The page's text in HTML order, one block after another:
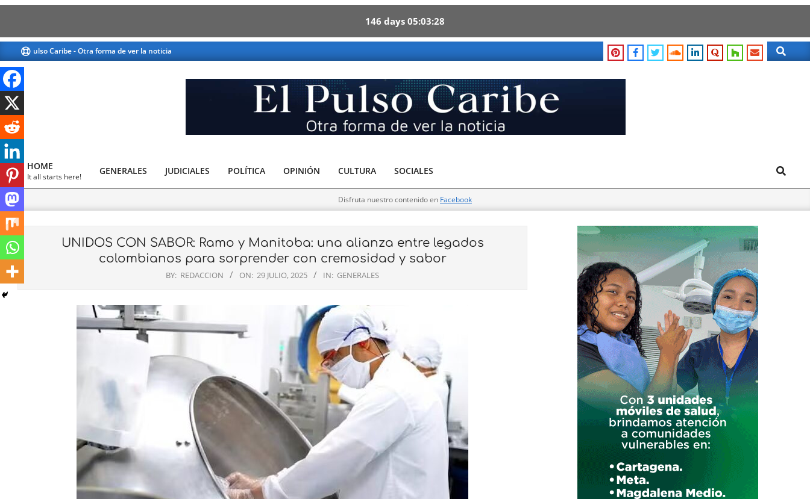
146 days 05 03 26
to
content
Caribe - Otra forma de ver la noticia El Pulso Caribe - Otra forma de ver la noticia Search
El
Caribe
Primary
Navigation
Menu
HOME
It all starts here!
GENERALES JUDICIALES POLÍTICA OPINIÓN CULTURA SOCIALES Search
Disfruta nuestro contenido en Facebook
UNIDOS CON SABOR: Ramo y Manitoba: una alianza entre legados
colombianos para sorprender con cremosidad y sabor
BY: REDACCION ON: 29 JULIO, 2025 IN: GENERALES